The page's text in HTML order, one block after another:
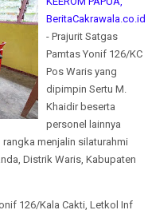
BeritaCakrawala.co.id
- Prajurit Satgas
Pamtas Yonif 126/KC
Pos Waris yang
dipimpin Sertu M.
Khaidir beserta
personel lainnya
menjalin silaturahmi
Distrik Waris, Kabupaten
126/Kala Cakti, Letkol Inf